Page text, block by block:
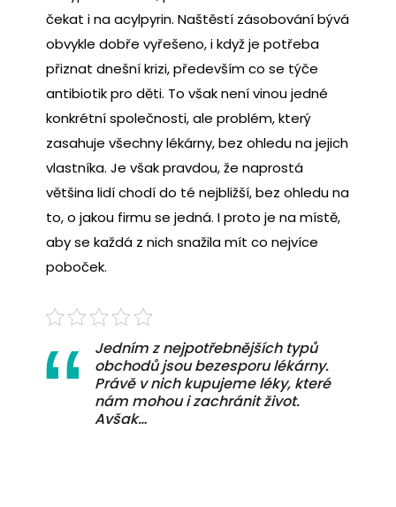
čekat i na acylpyrin. Naštěstí zásobování bývá
obvykle dobře vyřešeno, i když je potřeba
přiznat dnešní krizi, především co se týče
antibiotik pro děti. To však není vinou jedné
konkrétní společnosti, ale problém, který
zasahuje všechny lékárny, bez ohledu na jejich
vlastníka. Je však pravdou, že naprostá
většina lidí chodí do té nejbližší, bez ohledu na
to, o jakou firmu se jedná. I proto je na místě,
aby se každá z nich snažila mít co nejvíce
poboček.
Jedním z nejpotřebnějších typů
obchodů jsou bezesporu lékárny.
Právě v nich kupujeme léky, které
nám mohou i zachránit život.
Avšak…